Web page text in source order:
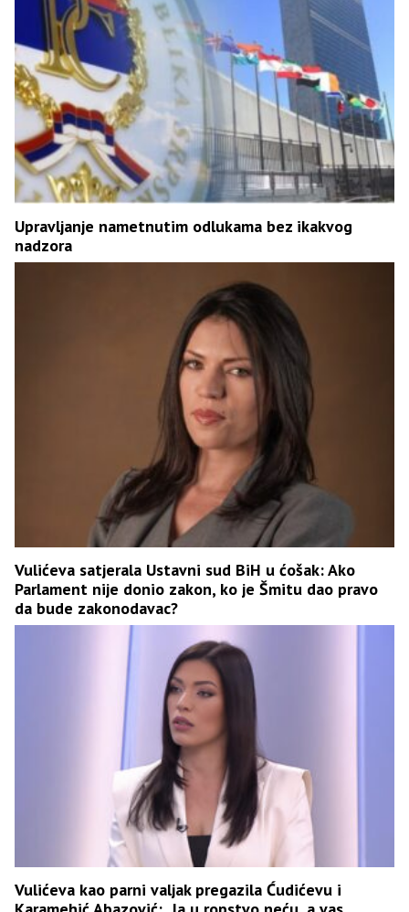
Upravljanje nametnutim odlukama bez ikakvog
nadzora
Vulićeva satjerala Ustavni sud BiH u ćošak: Ako
Parlament nije donio zakon, ko je Šmitu dao pravo
da bude zakonodavac?
Vulićeva kao parni valjak pregazila Ćudićevu i